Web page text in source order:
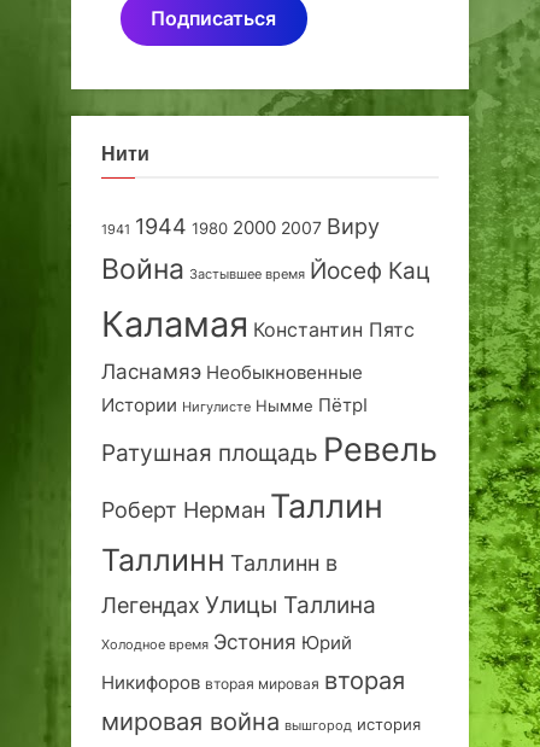
Подписаться
Нити
1941 1944 1980 2000 2007 Виру
Война Застывшее время Йосеф Кац
Каламая Константин Пятс
Ласнамяэ Необыкновенные
Истории Нигулисте Нымме ПётрI
Ратушная площадь Ревель
Роберт Нерман Таллин
Таллинн Таллинн в
Легендах Улицы Таллина
Холодное время Эстония Юрий
Никифоров вторая мировая вторая
мировая война вышгород история